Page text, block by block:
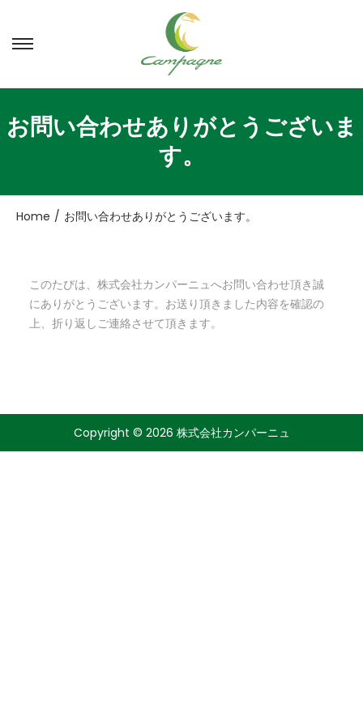
ナ
ゲ
シ
ョ
ン
移
動
コ
テ
ツ
へ
移
お問い合わせありがとうございま
す。
Home / お問い合わせありがとうございます。
このたびは、株式会社カンパーニュへお問い合わせ頂き誠
にありがとうございます。 お送り頂きました内容を確認の
上、折り返しご連絡させて頂きます。
Copyright © 2026 株式会社カンパーニュ